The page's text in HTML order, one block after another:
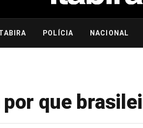
POLÍCIA NACIONAL
que